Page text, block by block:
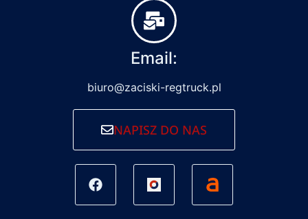
Email:
biuro@zaciski-regtruck.pl
NAPISZ DO NAS